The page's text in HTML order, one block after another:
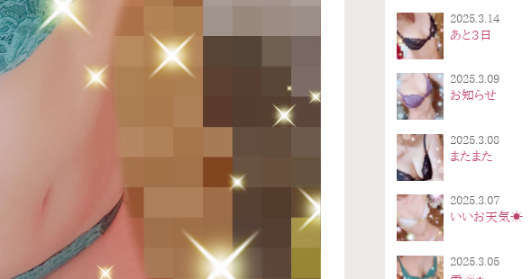
2025.3.14
あと3日
2025.3.09
お知らせ
2025.3.08
またまた
2025.3.07
いいお天気☀️
2025.3.05